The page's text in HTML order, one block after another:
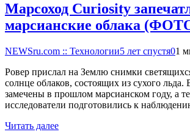
Марсоход Curiosity
марсианские облака
NEWSru.com :: Технологии5 лет спустя01
Ровер прислал на Землю снимки
солнце облаков, состоящих из сухого
замечены в прошлом марсианском году, а
исследователи подготовились к
Читать далее